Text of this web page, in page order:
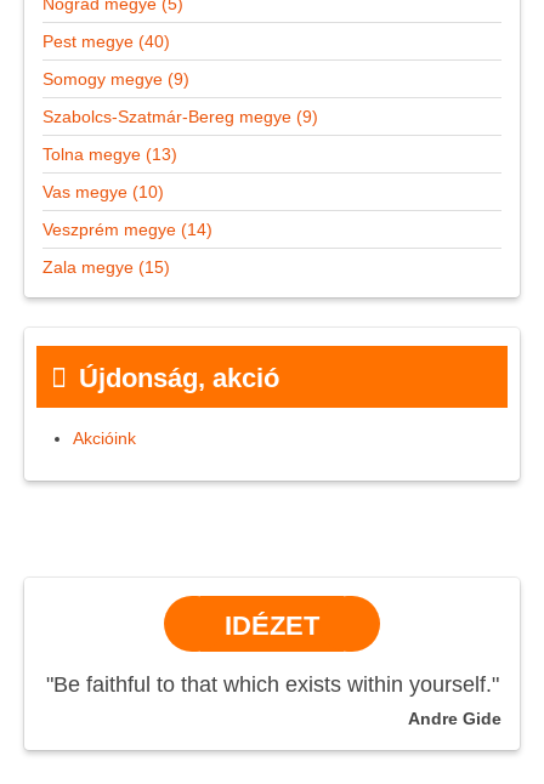
Pest megye (40)
Somogy megye (9)
Szabolcs-Szatmár-Bereg megye (9)
Tolna megye (13)
Vas megye (10)
Veszprém megye (14)
Zala megye (15)
Újdonság, akció
Akcióink
IDÉZET
"Be faithful to that which exists within yourself."
Andre Gide